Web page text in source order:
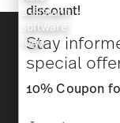
Homepage
discount!
Stay
special
10% Coupon